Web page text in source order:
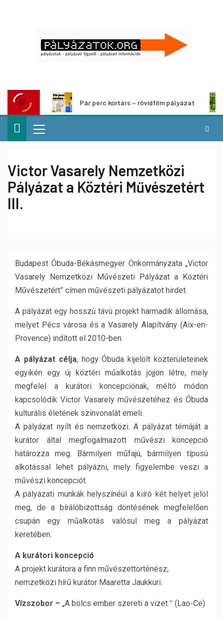
Pár perc kortárs – rövidfilm pályázat
Victor Vasarely Nemzetközi
Pályázat a Köztéri Művészetért
III.
Budapest Óbuda-Békásmegyer Önkormányzata „Victor
Vasarely Nemzetközi Művészeti Pályázat a Köztéri
Művészetért” címen művészeti pályázatot hirdet.
A pályázat egy hosszú távú projekt harmadik állomása,
melyet Pécs városa és a Vasarely Alapítvány (Aix-en-
Provence) indított el 2010-ben.
A pályázat célja, hogy Óbuda kijelölt közterületeinek
egyikén egy új köztéri műalkotás jöjjön létre, mely
megfelel a kurátori koncepciónak, méltó módon
kapcsolódik Victor Vasarely művészetéhez és Óbuda
kulturális életének színvonalát emeli.
A pályázat nyílt és nemzetközi. A pályázat témáját a
kurátor által megfogalmazott művészi koncepció
határozza meg. Bármilyen műfajú, bármilyen típusú
alkotással lehet pályázni, mely figyelembe veszi a
művészi koncepciót.
A pályázati munkák helyszínéül a kiíró két helyet jelöl
meg, de a bírálóbizottság döntésének megfelelően
csupán egy műalkotás valósul meg a pályázat
keretében.
A kurátori koncepció
A projekt kurátora a finn művészettörténész,
nemzetközi hírű kurátor Maaretta Jaukkuri.
Vízszobor – „A bölcs ember szereti a vizet.‟ (Lao-Ce)